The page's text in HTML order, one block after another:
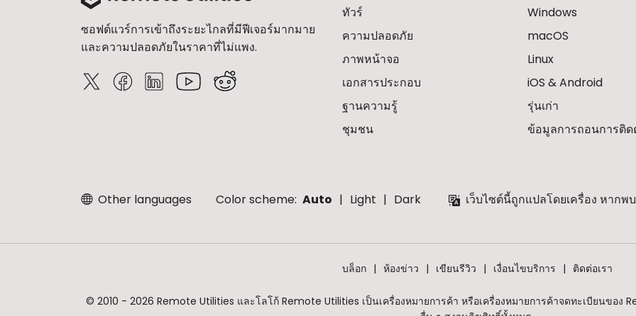
ซอฟต์แวร์การเข้าถึงระยะไกลที่มีฟีเจอร์มากมาย
และความปลอดภัยในราคาที่ไม่แพง.
ทัวร์
ความปลอดภัย
ภาพหน้าจอ
เอกสารประกอบ
ฐานความรู้
ชุมชน
Windows
macOS
Linux
iOS & Android
รุ่นเก่า
ข้อมูลการถอนการติด
Other languages Color scheme: Auto Light Dark
เว็บไซต์นี้ถูกแปลโดยเครื่อง หาก
บล็อก ห้องข่าว เขียนรีวิว เงื่อนไขบริการ ติดต่อเรา
© 2010 - 2026 Remote Utilities และโลโก้ Remote Utilities เป็นเครื่องหมายการค้า หรือเครื่องหมายการค้าจดทะเบียนของ